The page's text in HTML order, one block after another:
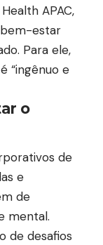
APAC,
bem-estar
Para ele,
“ingênuo e
o
de
e
de
mental.
de desafios